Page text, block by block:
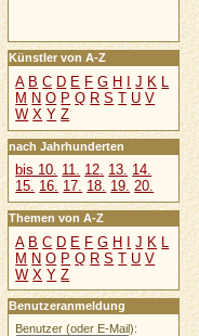
Künstler von A-Z
A B C D E F G H J K L
M N O P Q R S T U V
W X Y Z
nach Jahrhunderten
bis 10. 11. 12. 13. 14.
15. 16. 17. 18. 19. 20.
Themen von A-Z
A B C D E F G H I J K L
M N O P Q R S T U V
W X Y Z
Benutzeranmeldung
Benutzer (oder E-Mail):